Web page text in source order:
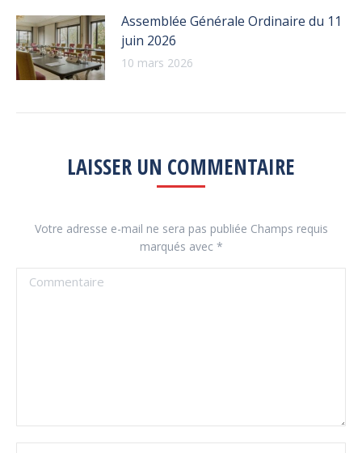
Assemblée Générale Ordinaire du 11
juin 2026
10 mars 2026
LAISSER UN COMMENTAIRE
Votre adresse e-mail ne sera pas publiée Champs requis
marqués avec *
Commentaire